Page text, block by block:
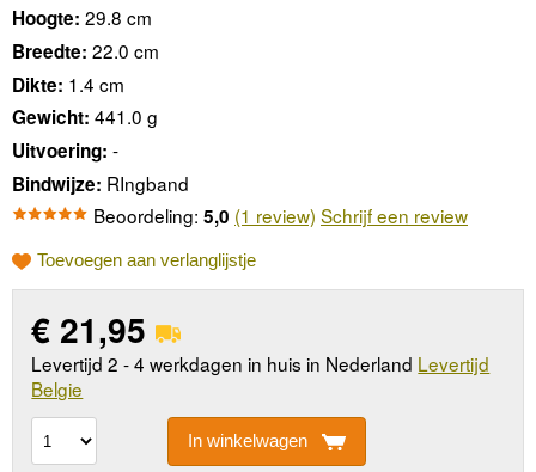
Hoogte: 29.8 cm
Breedte: 22.0 cm
Dikte: 1.4 cm
Gewicht: 441.0 g
Uitvoering: -
Bindwijze: RIngband
Beoordeling: 5,0 (1 review) Schrijf een review
Toevoegen aan verlanglijstje
€ 21,95
Levertijd 2 - 4 werkdagen in huis in Nederland Levertijd
Belgie
In winkelwagen